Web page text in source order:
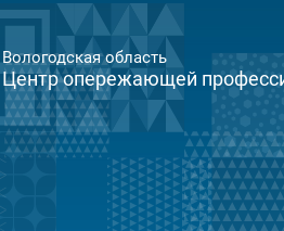
Вологодская область
Центр опережающей